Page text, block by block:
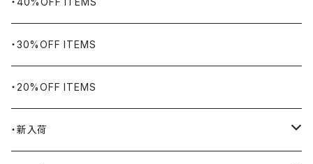
Bills KHAKIS
BLUCO
Blundstone
ピンズ・ブローチ
腕時計
ナバホラグ・ビンテージラグ
ブランケット
食品
・30%OFF ITEMS
・20%OFF ITEMS
・新入荷